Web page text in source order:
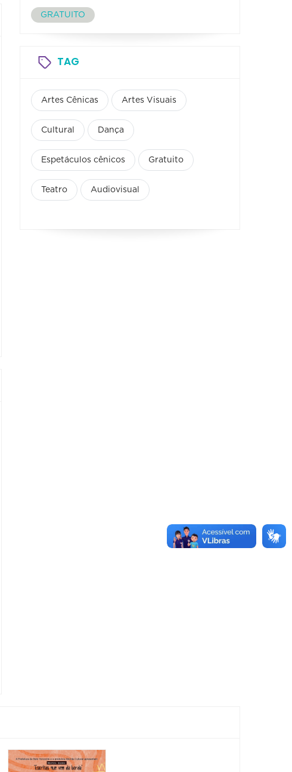
GRATUITO
TAG
Artes Cênicas Artes Visuais
Cultural Dança
Espetáculos cênicos Gratuito
Teatro Audiovisual